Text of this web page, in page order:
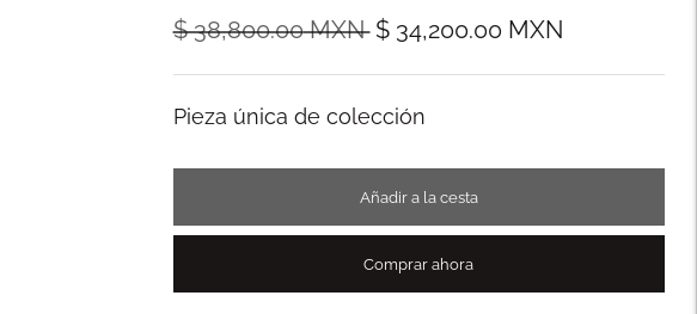
$ 38,800.00MXNPrecio
normal
$ 34,200.00MXN
Stock
Pieza única de colección
Añadir a la cesta
Comprar ahora